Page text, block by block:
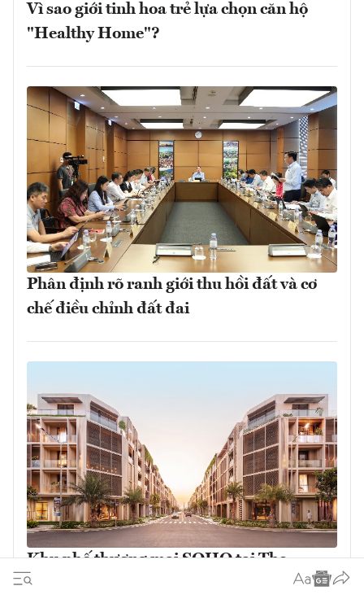
Vì sao giới tinh hoa trẻ lựa chọn căn hộ
"Healthy Home"?
Phân định rõ ranh giới thu hồi đất và cơ
chế điều chỉnh đất đai
Khu phố thương mại SOHO tại The
Global City: Nơi bản sắc giao thương song